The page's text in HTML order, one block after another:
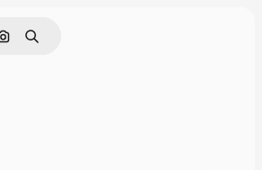
इमेज से खोजें
खोजें